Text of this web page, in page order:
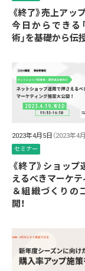
《終了》売上アッ
今日からできる
術」を基礎から伝
2023年4月5日 （2023年4
セミナー
《終了》ショップ
えるべきマーケ
＆組織づくりの
開！